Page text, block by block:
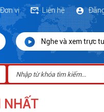
Liên hệ
Đơn vị
Nghe và xem trực
NHẤT